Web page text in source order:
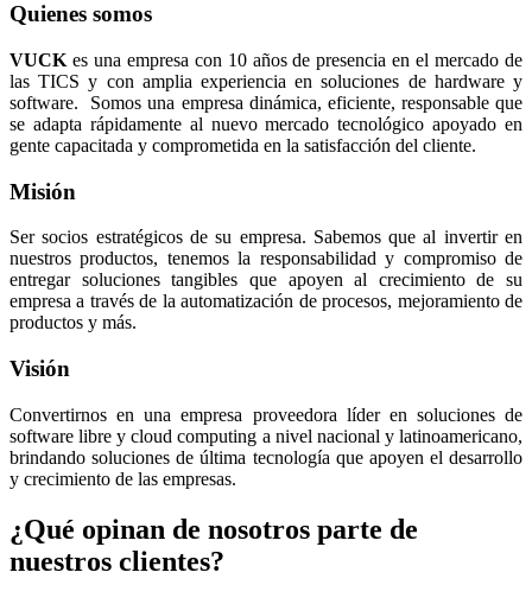
Quienes somos
VUCK es una empresa con 10 años de presencia en el mercado de
las TICS y con amplia experiencia en soluciones de hardware y
software. Somos una empresa dinámica, eficiente, responsable que
se adapta rápidamente al nuevo mercado tecnológico apoyado en
gente capacitada y comprometida en la satisfacción del cliente.
Misión
Ser socios estratégicos de su empresa. Sabemos que al invertir en
nuestros productos, tenemos la responsabilidad y compromiso de
entregar soluciones tangibles que apoyen al crecimiento de su
empresa a través de la automatización de procesos, mejoramiento de
productos y más.
Visión
Convertirnos en una empresa proveedora líder en soluciones de
software libre y cloud computing a nivel nacional y latinoamericano,
brindando soluciones de última tecnología que apoyen el desarrollo
y crecimiento de las empresas.
¿Qué opinan de nosotros parte de
nuestros clientes?